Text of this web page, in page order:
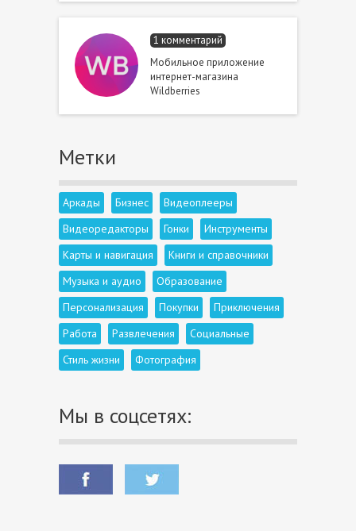
1 комментарий
Мобильное приложение
интернет-магазина
Wildberries
Метки
Аркады Бизнес
Видеоплееры
Видеоредакторы
Гонки
Инструменты
Карты и навигация
Книги и справочники
Музыка и аудио
Образование
Персонализация
Покупки
Приключения
Работа
Развлечения
Социальные
Стиль жизни
Фотография
Мы в соцсетях: